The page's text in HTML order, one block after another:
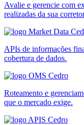
Avalie e gerencie com
realizadas da sua
APIs de informações
cobertura de dados.
Roteamento e
que o mercado exige.